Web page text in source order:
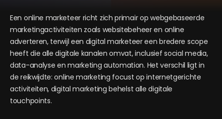
Een online marketeer richt zich primair op webgebaseerde
marketingactiviteiten zoals websitebeheer en online
adverteren, terwijl een digital marketeer een bredere scope
heeft die alle digitale kanalen omvat, inclusief social media,
data-analyse en marketing automation. Het verschil ligt in
de reikwijdte: online marketing focust op internetgerichte
activiteiten, digital marketing behelst alle digitale
touchpoints.